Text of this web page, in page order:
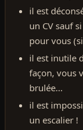
il est
un CV sauf
pour vous
il est inutile
façon, vous
brulée...
il est
un escalier !